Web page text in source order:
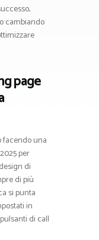
cambiando
page
facendo una
per
di
di più
si punta
in
di call